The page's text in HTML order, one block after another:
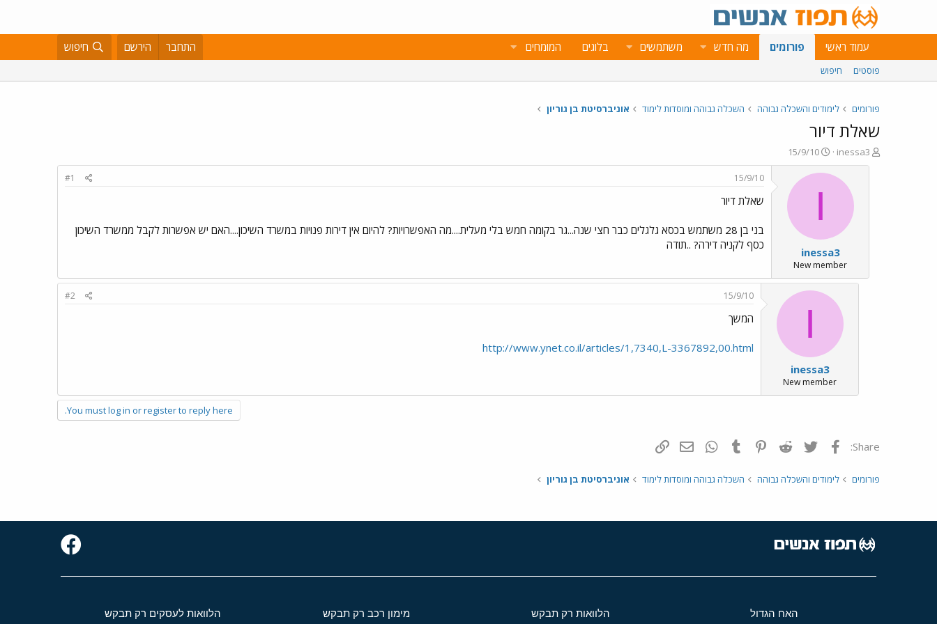
עמוד ראשי פורומים מה חדש משתמשים בלוגים המומחים התחבר הירשם חיפוש
פוסטים חיפוש
פורומים לימודים והשכלה גבוהה השכלה גבוהה ומוסדות לימוד אוניברסיטת בן גוריון
שאלת דיור
פ
ו
inessa3
פ
ו
ר
א
ר
י
ך
15/9/10
I
inessa3
New member
15/9/10
#1
שאלת דיור
בני בן 28 משתמש בכסא גלגלים כבר חצי שנה...גר בקומה חמש בלי מעלית....מה האפשרויות? להיום אין דירות פנויות במשרד השיכון....האם יש אפשרות לקבל ממשרד השיכון
כסף לקניה דירה? ..תודה
I
inessa3
New member
15/9/10
#2
המשך
http://www.ynet.co.il/articles/1,7340,L-3367892,00.html
You must log in or register to reply here.
Share: פייסבוק Twitter
Reddit
Pinterest
Tumblr
WhatsAppדואר אלקטרוני
פורומים לימודים והשכלה גבוהה השכלה גבוהה ומוסדות לימוד אוניברסיטת בן גוריון
האח הגדול הלוואות רק תבקש מימון רכב רק תבקש הלוואות לעסקים רק תבקש